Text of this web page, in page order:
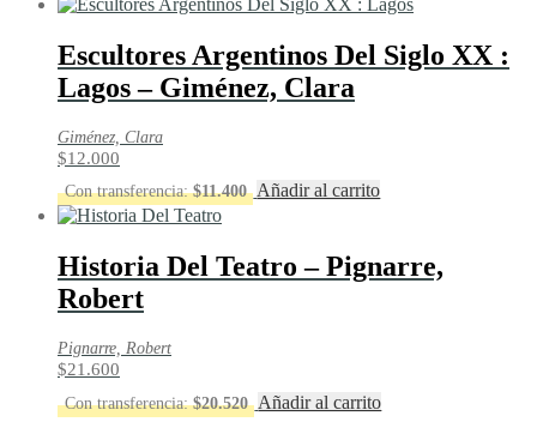
Escultores Argentinos Del Siglo XX :
Lagos – Giménez, Clara
Giménez, Clara
$12.000
Con transferencia:$11.400 Añadir al carrito
Historia Del Teatro – Pignarre,
Robert
Pignarre, Robert
$21.600
Con transferencia:$20.520 Añadir al carrito